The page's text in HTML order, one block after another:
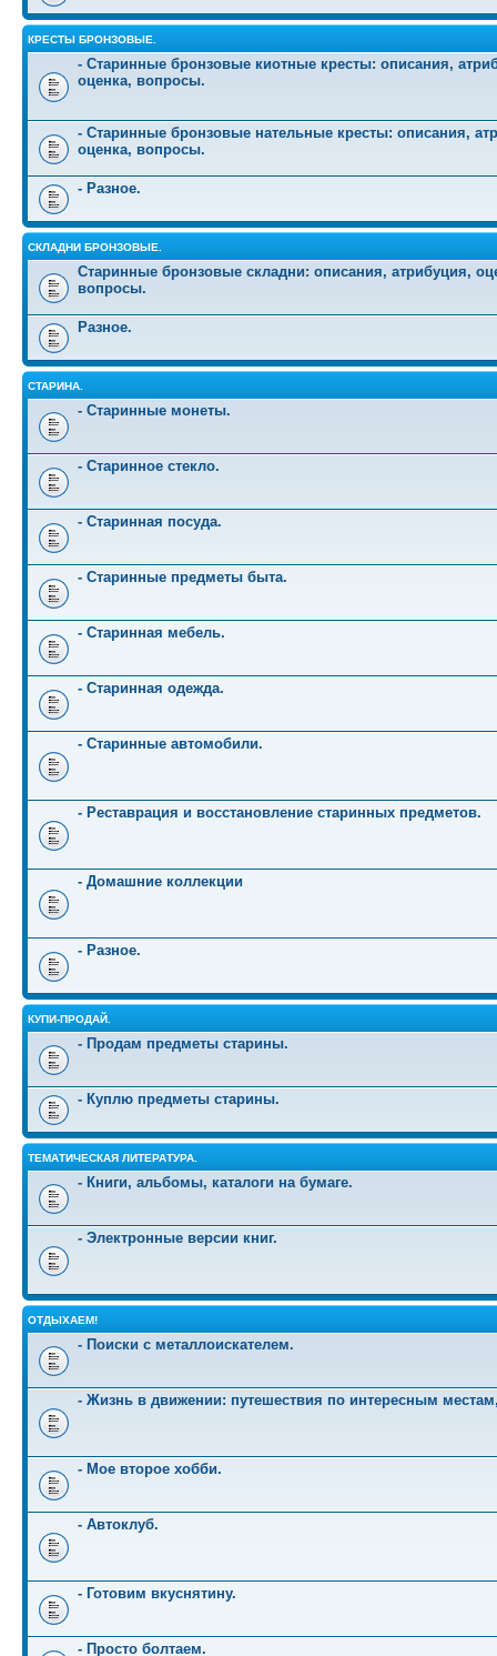
КРЕСТЫ БРОНЗОВЫЕ.
- Старинные бронзовые киотные кресты: описания,
оценка, вопросы.
- Старинные бронзовые нательные кресты: описания,
оценка, вопросы.
- Разное.
СКЛАДНИ БРОНЗОВЫЕ.
Старинные бронзовые складни: описания, атрибуция,
вопросы.
Разное.
СТАРИНА.
- Старинные монеты.
- Старинное стекло.
- Старинная посуда.
- Старинные предметы быта.
- Старинная мебель.
- Старинная одежда.
- Старинные автомобили.
- Реставрация и восстановление старинных предметов.
- Домашние коллекции
- Разное.
КУПИ-ПРОДАЙ.
- Продам предметы старины.
- Куплю предметы старины.
ТЕМАТИЧЕСКАЯ ЛИТЕРАТУРА.
- Книги, альбомы, каталоги на бумаге.
- Электронные версии книг.
ОТДЫХАЕМ!
- Поиски с металлоискателем.
- Жизнь в движении: путешествия по интересным
- Мое второе хобби.
- Автоклуб.
- Готовим вкуснятину.
- Просто болтаем.